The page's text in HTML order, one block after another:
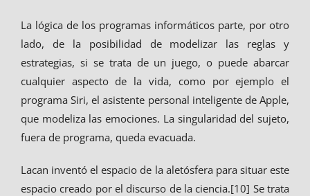
La lógica de los programas informáticos parte, por otro
lado, de la posibilidad de modelizar las reglas y
estrategias, si se trata de un juego, o puede abarcar
cualquier aspecto de la vida, como por ejemplo el
programa Siri, el asistente personal inteligente de Apple,
que modeliza las emociones. La singularidad del sujeto,
fuera de programa, queda evacuada.
Lacan inventó el espacio de la aletósfera para situar este
espacio creado por el discurso de la ciencia.[10] Se trata